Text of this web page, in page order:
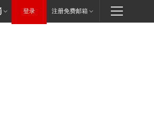
登录 注册免费邮箱